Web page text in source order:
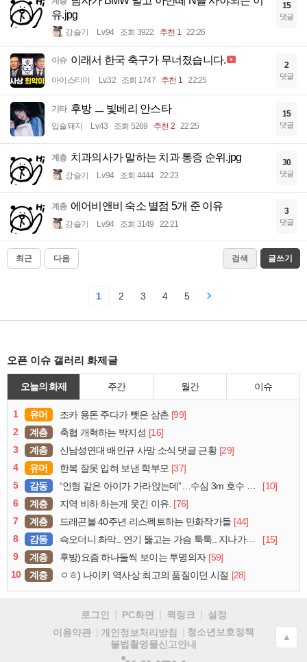
유.jpg
강슬기 Lv.94 조회 3922 추천 1 22:26
15
댓글
이슈 이래서 한국 축구가 무너졌습니다.
아이스티이 Lv.32 조회 1747 추천 1 22:25
2
댓글
기타 후방 ㅡ 빛베리 안스타
입술돼지 Lv.43 조회 5269 추천 2 22:25
15
댓글
계층 치과의사가 말하는 치과 통증 순위.jpg
강슬기 Lv.94 조회 4444 22:23
30
댓글
계층 에어비앤비 숙소 별점 5개 준 이유
강슬기 Lv.94 조회 3149 22:21
3
댓글
최근 다음 검색 글쓰기
1 2 3 4 5
오픈 이슈 갤러리 화제글
오늘의 화제 주간 월간 이슈
1 유머 조카 용돈 주다가 뺏은 삼촌 [99]
2
계층 축협 개혁하는 박지성 [16]
3
계층 신남성연대 배인규 사망 소식 댓글 근황 [29]
4
유머 한복 잘못 입혀 보낸 학부모 [37]
5
감동 “인형 같은 아이가 가라앉는데”…수심 3m 호수 뛰어든 60대 의인
[10]
6
계층 지역 비하 하는게 웃긴 이유. [76]
7
계층 드래곤볼 40주년 리스펙트하는 만화작가들 [44]
8
감동 슥오더니 촤악.. 연기 뚫고는 가슴 툭툭.. 지나가던 아재의 정체
[15]
9
계층 후방)요즘 하나둘씩 보이는 투명의자 [59]
10
계층 ㅇㅎ) 나이키 역사상 최고의 품질이던 시절 [28]
로그인 PC화면 퀵링크
설정
이용약관
개인정보처리방침
청소년보호정책
불법촬영물신고안내
▲